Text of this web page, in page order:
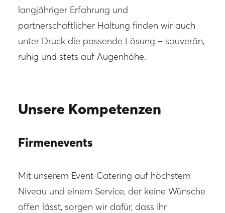
langjähriger Erfahrung und
partnerschaftlicher Haltung finden wir auch
unter Druck die passende Lösung – souverän,
ruhig und stets auf Augenhöhe.
Unsere Kompetenzen
Firmenevents
Mit unserem Event-Catering auf höchstem
Niveau und einem Service, der keine Wünsche
offen lässt, sorgen wir dafür, dass Ihr